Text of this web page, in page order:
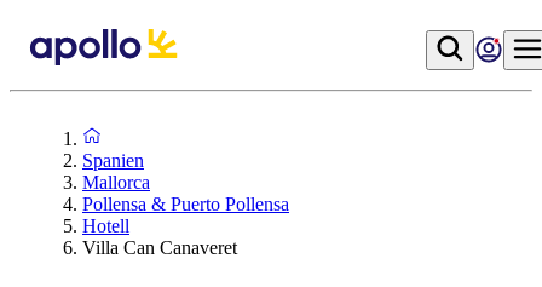
Spanien
Mallorca
Pollensa & Puerto Pollensa
Hotell
Villa Can Canaveret